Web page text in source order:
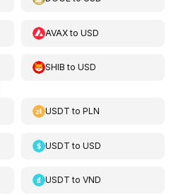
AVAXtoUSD
SHIB toUSD
USDT toPLN
USDT toUSD
USDT toVND